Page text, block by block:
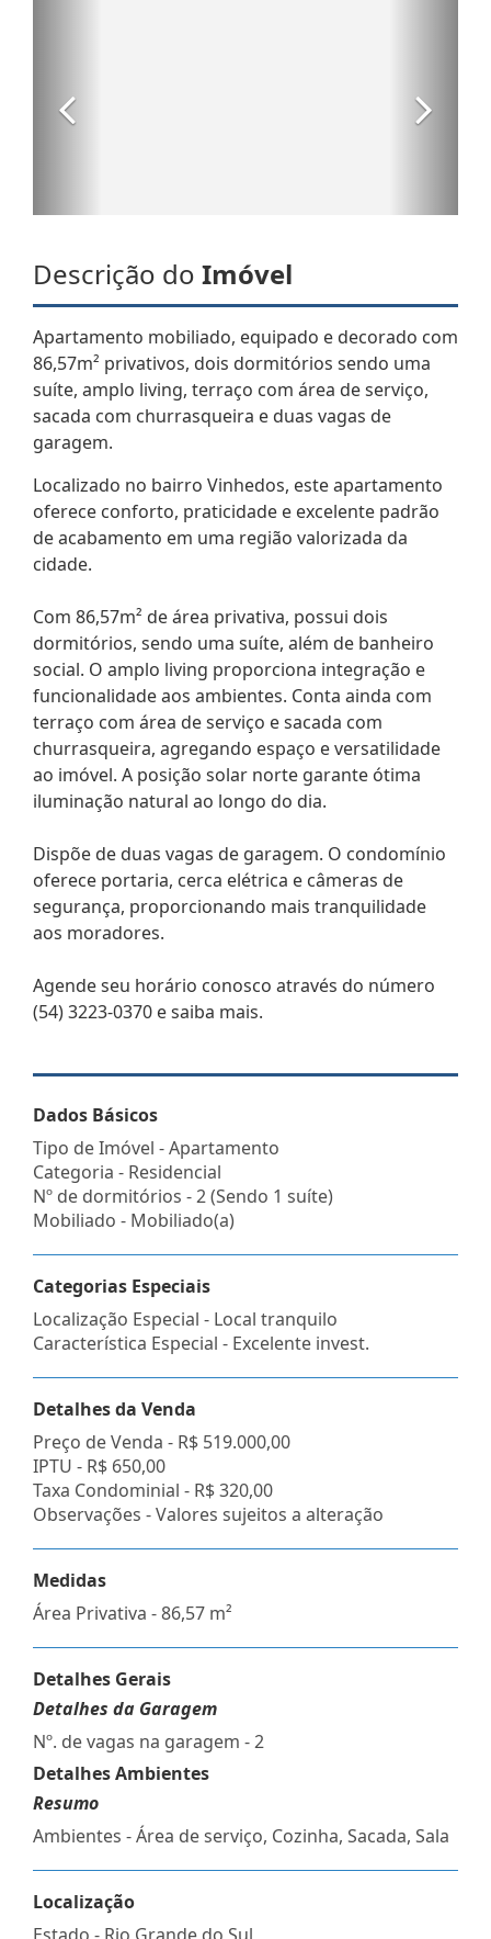
Descrição do Imóvel
Apartamento mobiliado, equipado e decorado com
86,57m² privativos, dois dormitórios sendo uma
suíte, amplo living, terraço com área de serviço,
sacada com churrasqueira e duas vagas de
garagem.
Localizado no bairro Vinhedos, este apartamento
oferece conforto, praticidade e excelente padrão
de acabamento em uma região valorizada da
cidade.
Com 86,57m² de área privativa, possui dois
dormitórios, sendo uma suíte, além de banheiro
social. O amplo living proporciona integração e
funcionalidade aos ambientes. Conta ainda com
terraço com área de serviço e sacada com
churrasqueira, agregando espaço e versatilidade
ao imóvel. A posição solar norte garante ótima
iluminação natural ao longo do dia.
Dispõe de duas vagas de garagem. O condomínio
oferece portaria, cerca elétrica e câmeras de
segurança, proporcionando mais tranquilidade
aos moradores.
Agende seu horário conosco através do número
(54) 3223-0370 e saiba mais.
Dados Básicos
Tipo de Imóvel - Apartamento
Categoria - Residencial
Nº de dormitórios - 2 (Sendo 1 suíte)
Mobiliado - Mobiliado(a)
Categorias Especiais
Localização Especial - Local tranquilo
Característica Especial - Excelente invest.
Detalhes da Venda
Preço de Venda - R$ 519.000,00
IPTU - R$ 650,00
Taxa Condominial - R$ 320,00
Observações - Valores sujeitos a alteração
Medidas
Área Privativa - 86,57 m²
Detalhes Gerais
Detalhes da Garagem
Nº. de vagas na garagem - 2
Detalhes Ambientes
Resumo
Ambientes - Área de serviço, Cozinha, Sacada, Sala
Localização